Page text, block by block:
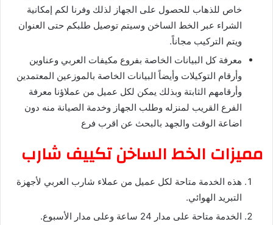
خاص للذهاب للحصول على الجهاز لذلك وفرنا لكم إمكانية
الشراء عبر الخط الساخن وسيتم توصيل طلبكم حتى العنوان
ويتم التركيب مجاناً.
معرفة كل البيانات الخاصة بفروع مكيفات العربي وعناوين
وأرقام التوكيلات وأيضاً البيانات الخاصة بالموزعين المعتمدين
وأرقامهم الثابتة وبذلك يمكن لكل عميل من عملاؤنا معرفة
الفرع القريب لمنزله وطلب الجهاز وخدمة الصيانة منه دون
اضاعة الوقت والجهد بالبحث عن اقرب فرع
مميزات الخط الساخن تكييف شارب
هذه الخدمة متاحة لكل عميل من عملاء شارب العربي لأجهزة
التبريد الهوائي.
الخدمة متاحة على مدار 24 ساعة وعلى مدار الأسبوع.